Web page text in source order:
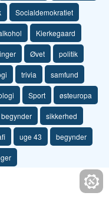
Socialdemokratiet
Kierkegaard
Øvet politik
trivia samfund
Sport østeuropa
begynder sikkerhed
uge 43 begynder